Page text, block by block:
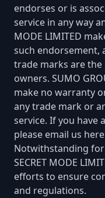
endorses or is
service in any way
MODE LIMITED
such endorsement,
trade marks are
owners. SUMO
make no warranty
any trade mark or
service. If you have
please email us here
Notwithstanding for
SECRET MODE
efforts to ensure
and regulations.